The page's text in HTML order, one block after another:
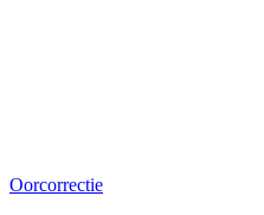
Oorcorrectie